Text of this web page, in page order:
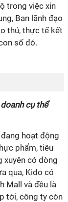
trong việc xin
Ban lãnh đạo
thủ, thực tế kết
số đó.
cụ thể
hoạt động
phẩm, tiêu
xuyên có dòng
qua, Kido có
Mall và đều là
tới, công ty còn